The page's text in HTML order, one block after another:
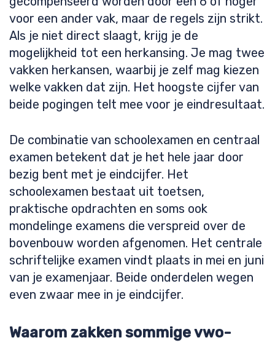
voor een ander vak, maar de regels zijn strikt.
Als je niet direct slaagt, krijg je de
mogelijkheid tot een herkansing. Je mag twee
vakken herkansen, waarbij je zelf mag kiezen
welke vakken dat zijn. Het hoogste cijfer van
beide pogingen telt mee voor je eindresultaat.
De combinatie van schoolexamen en centraal
examen betekent dat je het hele jaar door
bezig bent met je eindcijfer. Het
schoolexamen bestaat uit toetsen,
praktische opdrachten en soms ook
mondelinge examens die verspreid over de
bovenbouw worden afgenomen. Het centrale
schriftelijke examen vindt plaats in mei en juni
van je examenjaar. Beide onderdelen wegen
even zwaar mee in je eindcijfer.
Waarom zakken sommige vwo-